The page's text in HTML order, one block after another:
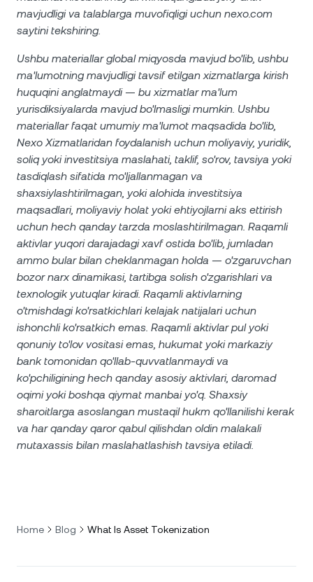
mavjudligi va talablarga muvofiqligi uchun nexo.com
saytini tekshiring.
Ushbu materiallar global miqyosda mavjud bo'lib, ushbu
ma'lumotning mavjudligi tavsif etilgan xizmatlarga kirish
huquqini anglatmaydi — bu xizmatlar ma'lum
yurisdiksiyalarda mavjud bo'lmasligi mumkin. Ushbu
materiallar faqat umumiy ma'lumot maqsadida bo'lib,
Nexo Xizmatlaridan foydalanish uchun moliyaviy, yuridik,
soliq yoki investitsiya maslahati, taklif, so'rov, tavsiya yoki
tasdiqlash sifatida mo'ljallanmagan va
shaxsiylashtirilmagan, yoki alohida investitsiya
maqsadlari, moliyaviy holat yoki ehtiyojlarni aks ettirish
uchun hech qanday tarzda moslashtirilmagan. Raqamli
aktivlar yuqori darajadagi xavf ostida bo'lib, jumladan
ammo bular bilan cheklanmagan holda — o'zgaruvchan
bozor narx dinamikasi, tartibga solish o'zgarishlari va
texnologik yutuqlar kiradi. Raqamli aktivlarning
o'tmishdagi ko'rsatkichlari kelajak natijalari uchun
ishonchli ko'rsatkich emas. Raqamli aktivlar pul yoki
qonuniy to'lov vositasi emas, hukumat yoki markaziy
bank tomonidan qo'llab-quvvatlanmaydi va
ko'pchiligining hech qanday asosiy aktivlari, daromad
oqimi yoki boshqa qiymat manbai yo'q. Shaxsiy
sharoitlarga asoslangan mustaqil hukm qo'llanilishi kerak
va har qanday qaror qabul qilishdan oldin malakali
mutaxassis bilan maslahatlashish tavsiya etiladi.
Home Blog What Is Asset Tokenization